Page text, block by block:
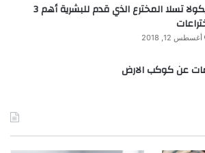
نيكولا تسلا المخترع الذي قدم للبشرية أهم 3
أغسطس 12, 2018
عن كوكب الارض